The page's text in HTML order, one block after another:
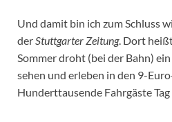
Und damit bin ich zum Schluss
der Stuttgarter Zeitung. Dort
Sommer droht (bei der Bahn)
sehen und erleben in den 9-
Hunderttausende Fahrgäste Tag